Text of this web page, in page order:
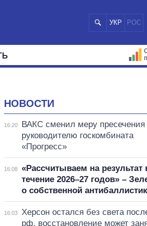
УКР РОС
НОВОСТИ
16:20
ВАКС сменил меру пресечения
руководителю госкомбината
«Прогресс»
16:08
«Рассчитываем на результат
течение 2026–27 годов» –
о собственной
16:03
Херсон остался без света
рф, восстановление может